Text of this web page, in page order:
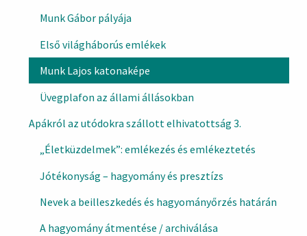
Munk Gábor pályája
Első világháborús emlékek
Munk Lajos katonaképe
Üvegplafon az állami állásokban
Apákról az utódokra szállott elhivatottság 3.
„Életküzdelmek”: emlékezés és emlékeztetés
Jótékonyság – hagyomány és presztízs
Nevek a beilleszkedés és hagyományőrzés határán
A hagyomány átmentése / archiválása